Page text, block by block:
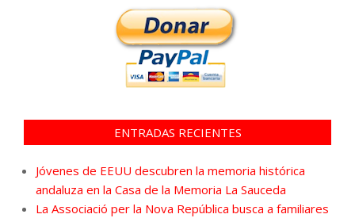
ENTRADAS RECIENTES
Jóvenes de EEUU descubren la memoria histórica
andaluza en la Casa de la Memoria La Sauceda
La Associació per la Nova República busca a familiares